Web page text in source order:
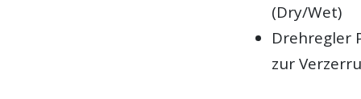
(Dry/Wet)
Drehregler
zur